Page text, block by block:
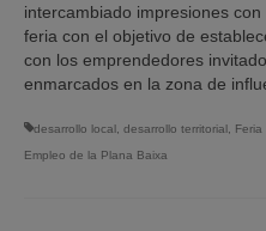
intercambiado impresiones
feria con el objetivo de
con los emprendedores
enmarcados en la zona de
desarrollo local desarrollo territorial
Empleo de la Plana Baixa